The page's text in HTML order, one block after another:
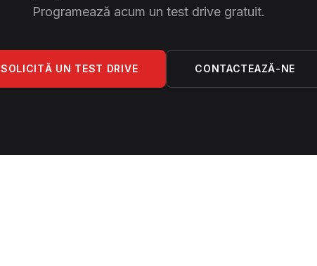
Programează acum un test drive gratuit.
SOLICITĂ UN TEST DRIVE CONTACTEAZĂ-NE